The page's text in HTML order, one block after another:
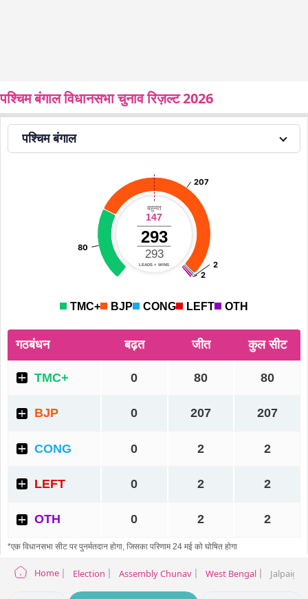
पश्चिम बंगाल विधानसभा चुनाव रिज़ल्ट 2026
Home Election Assembly Chunav West Bengal